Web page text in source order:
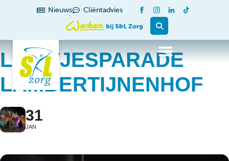
Nieuws Cliëntadvies
LICHTJESPARADE
LAMBERTIJNENHOF
31
JAN